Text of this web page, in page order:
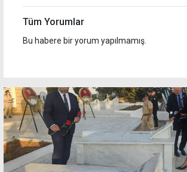
Tüm Yorumlar
Bu habere bir yorum yapılmamış.